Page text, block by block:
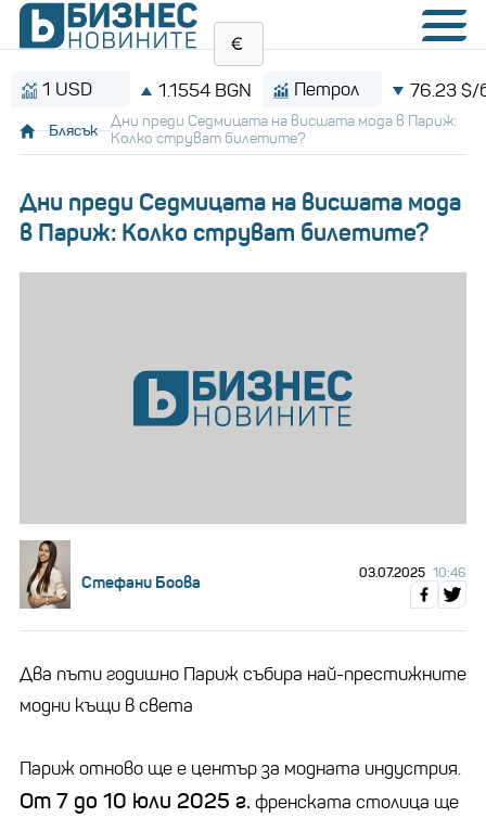
1.1554 BGN Петрол 76.23 $/барел
Блясък
Дни преди Седмицата на висшата мода в Париж:
Колко струват билетите?
Дни преди Седмицата на висшата мода
в Париж: Колко струват билетите?
Стефани Боова 03.07.2025 10:46
Два пъти годишно Париж събира най-престижните
модни къщи в света
Париж отново ще е център за модната индустрия.
От 7 до 10 юли 2025 г. френската столица ще